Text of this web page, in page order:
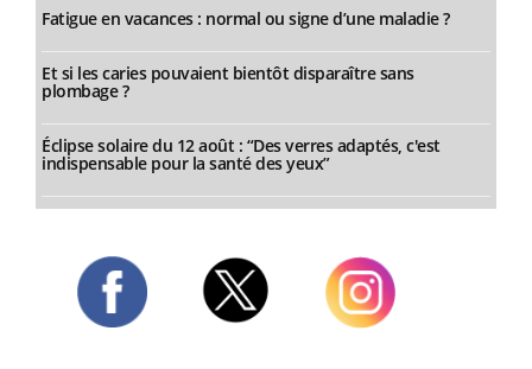
Fatigue en vacances : normal ou signe d’une maladie ?
Et si les caries pouvaient bientôt disparaître sans
plombage ?
Éclipse solaire du 12 août : “Des verres adaptés, c'est
indispensable pour la santé des yeux”